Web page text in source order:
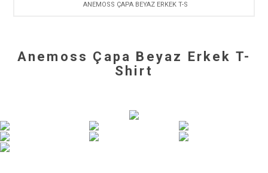
ANEMOSS ÇAPA BEYAZ ERKEK T-SHIRT
Anemoss Çapa Beyaz Erkek T-
Shirt